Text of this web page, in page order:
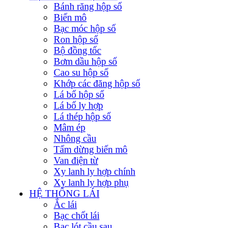
Bánh răng hộp số
Biến mô
Bạc móc hộp số
Ron hộp số
Bộ đồng tốc
Bơm dầu hộp số
Cao su hộp số
Khớp các đăng hộp số
Lá bố hộp số
Lá bố ly hợp
Lá thép hộp số
Mâm ép
Nhông cầu
Tấm dừng biến mô
Van điện từ
Xy lanh ly hợp chính
Xy lanh ly hợp phụ
HỆ THỐNG LÁI
Ắc lái
Bạc chốt lái